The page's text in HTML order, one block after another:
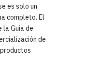
es solo un
completo. El
la Guía de
de